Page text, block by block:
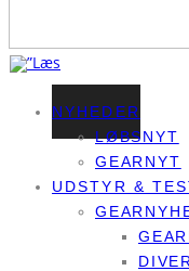
NYHEDER
LØBSNYT
GEARNYT
UDSTYR &